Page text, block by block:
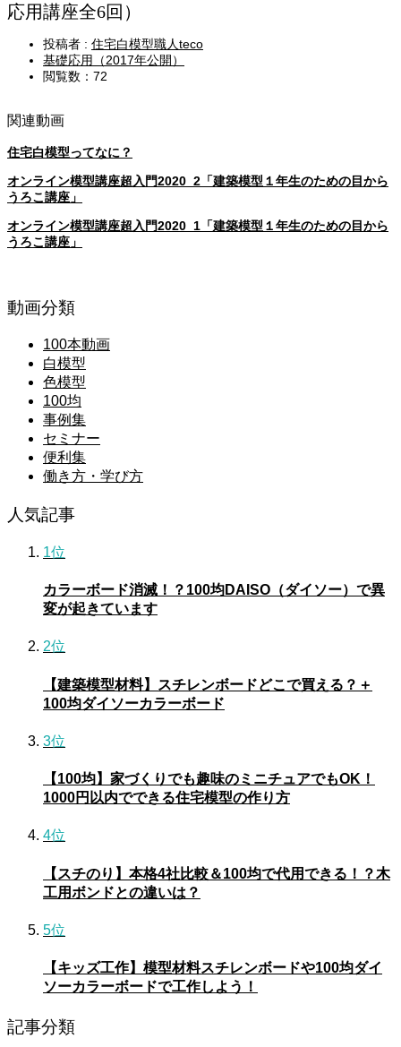
応用講座全6回）
投稿者 : 住宅白模型職人teco
基礎応用（2017年公開）
閲覧数：72
関連動画
住宅白模型ってなに？
オンライン模型講座超入門2020_2「建築模型１年生のための目から
うろこ講座」
オンライン模型講座超入門2020_1「建築模型１年生のための目から
うろこ講座」
動画分類
100本動画
白模型
色模型
100均
事例集
セミナー
便利集
働き方・学び方
人気記事
1位
カラーボード消滅！？100均DAISO（ダイソー）で異
変が起きています
2位
【建築模型材料】スチレンボードどこで買える？＋
100均ダイソーカラーボード
3位
【100均】家づくりでも趣味のミニチュアでもOK！
1000円以内でできる住宅模型の作り方
4位
【スチのり】本格4社比較＆100均で代用できる！？木
工用ボンドとの違いは？
5位
【キッズ工作】模型材料スチレンボードや100均ダイ
ソーカラーボードで工作しよう！
記事分類